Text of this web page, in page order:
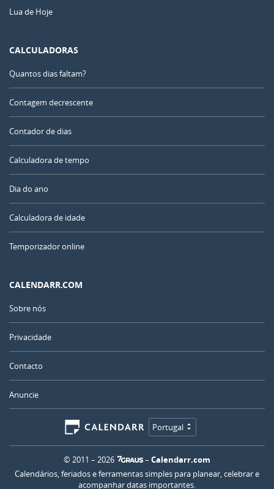
Lua de Hoje
CALCULADORAS
Quantos dias faltam?
Contagem decrescente
Contador de dias
Calculadora de tempo
Dia do ano
Calculadora de idade
Temporizador online
CALENDARR.COM
Sobre nós
Privacidade
Contacto
Anuncie
Portugal
© 2011 – 2026 – Calendarr.com
Calendários, feriados e ferramentas simples para planear, celebrar e
acompanhar datas importantes.